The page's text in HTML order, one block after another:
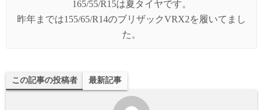
165/55/R15は夏タイヤです。
昨年までは155/65/R14のブリザックVRX2を履いてまし
た。
この記事の投稿者 最新記事